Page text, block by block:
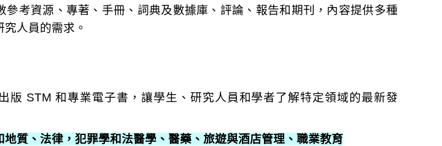
參考資源、專著、手冊、詞典及數據庫、評論、報告和期刊，內容提供多種
究人員的需求。
版 STM 和專業電子書，讓學生、研究人員和學者了解特定領域的最新發
質、法律，犯罪學和法醫學、醫藥、旅遊與酒店管理、職業教育